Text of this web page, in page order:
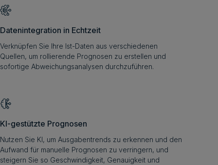
Datenintegration in Echtzeit
Verknüpfen Sie Ihre Ist-Daten aus verschiedenen
Quellen, um rollierende Prognosen zu erstellen und
sofortige Abweichungsanalysen durchzuführen.
KI-gestützte Prognosen
Nutzen Sie KI, um Ausgabentrends zu erkennen und den
Aufwand für manuelle Prognosen zu verringern, und
steigern Sie so Geschwindigkeit, Genauigkeit und